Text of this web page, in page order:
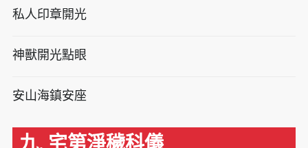
私人印章開光
神獸開光點眼
安山海鎮安座